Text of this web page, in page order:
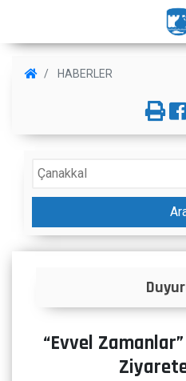
HABERLER
“Evvel